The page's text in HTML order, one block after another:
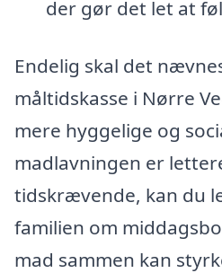
der gør det let at
Endelig skal det
måltidskasse i Nørre
mere hyggelige og
madlavningen er
tidskrævende, kan du
familien om
mad sammen kan